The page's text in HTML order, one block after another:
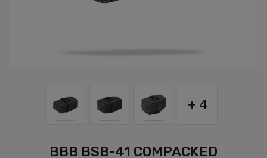
+ 4
BBB BSB-41 COMPACKED